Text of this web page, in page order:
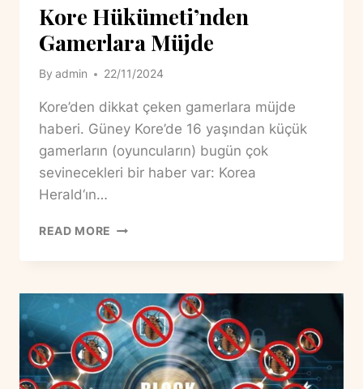
Kore Hükümeti’nden
Gamerlara Müjde
By admin 22/11/2024
Kore’den dikkat çeken gamerlara müjde
haberi. Güney Kore’de 16 yaşından küçük
gamerların (oyuncuların) bugün çok
sevinecekleri bir haber var: Korea
Herald‘ın…
READ MORE KORE
GAMERLARA